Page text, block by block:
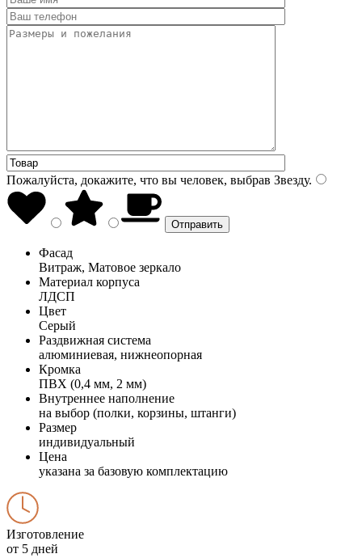
Пожалуйста, докажите, что вы человек, выбрав Звезду.
Фасад
Витраж, Матовое зеркало
Материал корпуса
ЛДСП
Цвет
Серый
Раздвижная система
алюминиевая, нижнеопорная
Кромка
ПВХ (0,4 мм, 2 мм)
Внутреннее наполнение
на выбор (полки, корзины, штанги)
Размер
индивидуальный
Цена
указана за базовую комплектацию
Изготовление
от 5 дней